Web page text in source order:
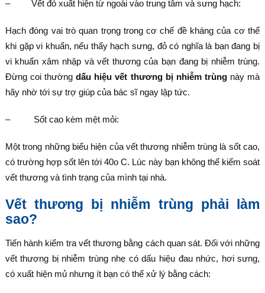
– Vết đỏ xuất hiện từ ngoài vào trung tâm và sưng hạch:
Hạch đóng vai trò quan trọng trong cơ chế đề kháng của cơ thể
khi gặp vi khuẩn, nếu thấy hạch sưng, đỏ có nghĩa là bạn đang bị
vi khuẩn xâm nhập và vết thương của bạn đang bị nhiễm trùng.
Đừng coi thườngdấu hiệu vết thương bị nhiễm trùngnày mà
hãy nhờ tới sự trợ giúp của bác sĩ ngay lập tức.
– Sốt cao kèm mệt mỏi:
Một trong những biểu hiện của vết thương nhiễm trùng là sốt cao,
có trường hợp sốt lên tới 40o C. Lúc này bạn không thể kiểm soát
vết thương và tình trạng của mình tại nhà.
Vết thương bị nhiễm trùng phải làm
sao?
Tiến hành kiểm tra vết thương bằng cách quan sát. Đối với những
vết thương bị nhiễm trùng nhẹ có dấu hiệu đau nhức, hơi sưng,
có xuất hiện mủ nhưng ít bạn có thể xử lý bằng cách: